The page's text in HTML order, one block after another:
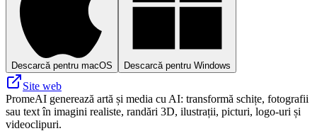
Descarcă pentru macOS Descarcă pentru Windows
Site web
PromeAI generează artă și media cu AI: transformă schițe, fotografii
sau text în imagini realiste, randări 3D, ilustrații, picturi, logo-uri și
videoclipuri.